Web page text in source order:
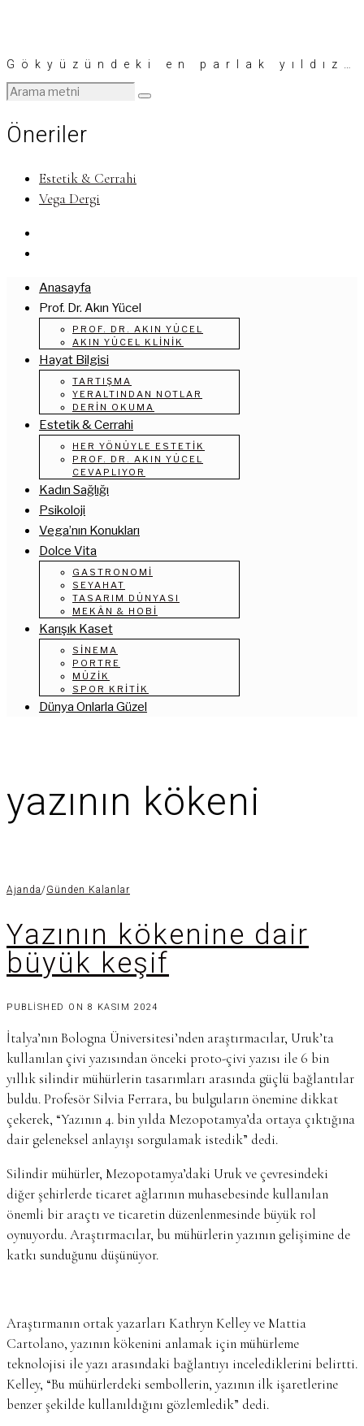
Gökyüzündeki en parlak yıldız…
Öneriler
Estetik & Cerrahi
Vega Dergi
Anasayfa
Prof. Dr. Akın Yücel
PROF. DR. AKIN YÜCEL
AKIN YÜCEL KLINIK
Hayat Bilgisi
TARTIŞMA
YERALTINDAN NOTLAR
DERIN OKUMA
Estetik & Cerrahi
HER YÖNÜYLE ESTETIK
PROF. DR. AKIN YÜCEL
CEVAPLIYOR
Kadın Sağlığı
Psikoloji
Vega’nın Konukları
Dolce Vita
GASTRONOMI
SEYAHAT
TASARIM DÜNYASI
MEKÂN & HOBI
Karışık Kaset
SINEMA
PORTRE
MÜZIK
SPOR KRITIK
Dünya Onlarla Güzel
yazının kökeni
Ajanda /Günden Kalanlar
Yazının kökenine dair
büyük keşif
PUBLISHED ON 8 KASIM 2024
İtalya’nın Bologna Üniversitesi’nden araştırmacılar, Uruk’ta
kullanılan çivi yazısından önceki proto-çivi yazısı ile 6 bin
yıllık silindir mühürlerin tasarımları arasında güçlü bağlantılar
buldu. Profesör Silvia Ferrara, bu bulguların önemine dikkat
çekerek, “Yazının 4. bin yılda Mezopotamya’da ortaya çıktığına
dair geleneksel anlayışı sorgulamak istedik” dedi.
Silindir mühürler, Mezopotamya’daki Uruk ve çevresindeki
diğer şehirlerde ticaret ağlarının muhasebesinde kullanılan
önemli bir araçtı ve ticaretin düzenlenmesinde büyük rol
oynuyordu. Araştırmacılar, bu mühürlerin yazının gelişimine de
katkı sunduğunu düşünüyor.
Araştırmanın ortak yazarları Kathryn Kelley ve Mattia
Cartolano, yazının kökenini anlamak için mühürleme
teknolojisi ile yazı arasındaki bağlantıyı incelediklerini belirtti.
Kelley, “Bu mühürlerdeki sembollerin, yazının ilk işaretlerine
benzer şekilde kullanıldığını gözlemledik” dedi.